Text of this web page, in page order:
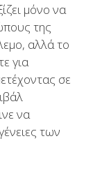
μόνο να
της
αλλά το
για
σε
να
των